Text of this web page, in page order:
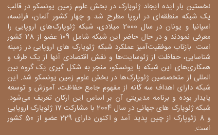
نخستین بار ایده ایجاد ژئوپارک در بخش علوم زمین یونسکو در قالب
یک شبکه منطقه‌ای در اروپا مطرح شد و چهار کشور آلمان، فرانسه،
اسپانیا و یونان در سال 2000 میلادی، شبکه ژئوپارک‌های اروپایی را
معرفی نمودند و در حال حاضر این شبکه شامل 109 عضو از 28 کشور
است. بازتاب موفقیت‌آمیز عملکرد شبکه ژئوپارک های اروپایی در زمینه
شناسایی، حفاظت از ژئوسایت‌ها و نقش اقتصادی آنها از یک طرف و
همکاری‌های این شبکه با یونسکو، منجر به شکل گیری یک گروه بین
المللی از متخصصین ژئوپارک‌ها در بخش علوم زمین یونسکو شد. این
شبکه دارای اهداف سه گانه از مفهوم جامع حفاظت، آموزش و توسعه
پایدار بوده و برنامه مدیریتی آن بر اساس این ارکان تعریف می‌شود.
شبکه ژئوپارک های جهانی در سال 2004 با مشارکت 17 ژئوپارک اروپایی
و 8 ژئوپارک از چین پدید آمد و اکنون دارای 229 عضو از 50 کشور
است.